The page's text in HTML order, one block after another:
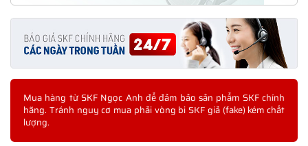
Mua hàng từ SKF Ngọc Anh để đảm bảo sản phẩm SKF chính
hãng. Tránh nguy cơ mua phải vòng bi SKF giả (fake) kém chất
lượng.